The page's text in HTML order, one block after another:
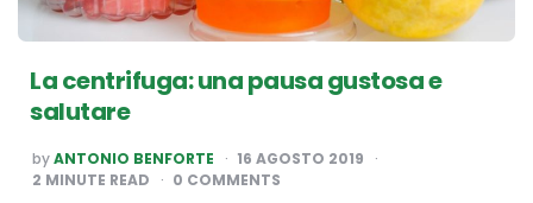
La centrifuga: una pausa gustosa e
salutare
POSTED
BY
byANTONIO BENFORTE
16 AGOSTO 2019
2 MINUTE READ 0 COMMENTS